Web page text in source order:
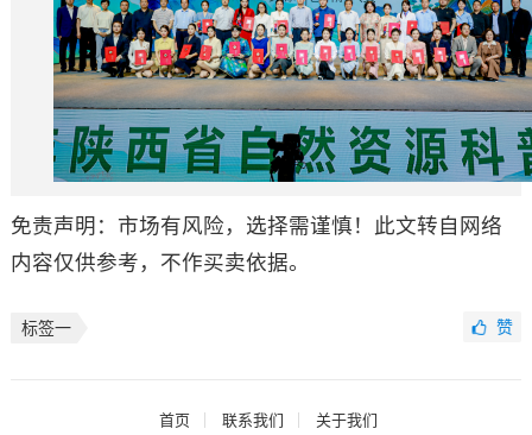
免责声明：市场有风险，选择需谨慎！此文转自网络
内容仅供参考，不作买卖依据。
标签一 赞
首页 联系我们 关于我们